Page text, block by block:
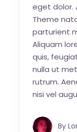
eget dolor.
Theme
parturient
Aliquam
quis,
nulla ut
rutrum.
nisi vel
By